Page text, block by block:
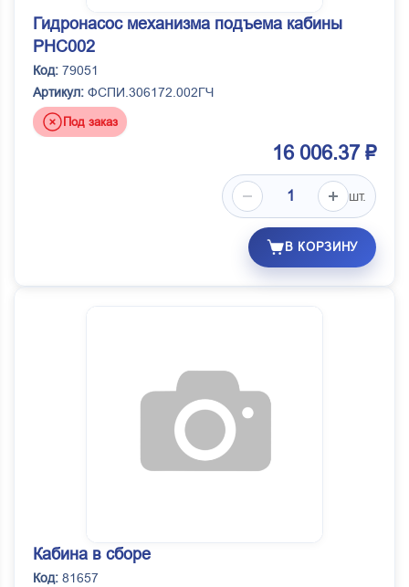
Гидронасос механизма подъема кабины
PHC002
Код: 79051
Артикул: ФСПИ.306172.002ГЧ
Под заказ
16 006.37 ₽
шт.
В КОРЗИНУ
Кабина в сборе
Код: 81657